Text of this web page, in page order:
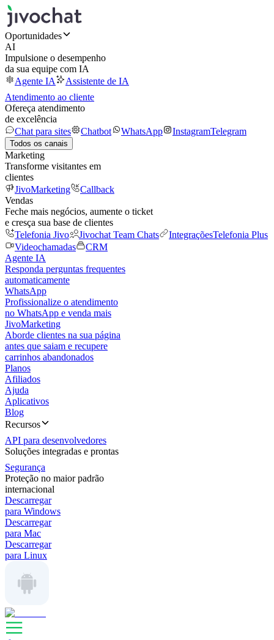
Oportunidades
AI
Impulsione o desempenho
da sua equipe com IA
Agente IA
Assistente de IA
Atendimento ao cliente
Ofereça atendimento
de excelência
Chat para sites
Chatbot WhatsApp InstagramTelegram
Todos os canais
Marketing
Transforme visitantes em
clientes
JivoMarketing
Callback
Vendas
Feche mais negócios, aumente o ticket
e cresça sua base de clientes
Telefonia Jivo
Jivochat Team Chats IntegraçõesTelefonia Plus
Videochamadas
CRM
Agente IA
Responda perguntas frequentes
automaticamente
WhatsApp
Profissionalize o atendimento
no WhatsApp e venda mais
JivoMarketing
Aborde clientes na sua página
antes que saiam e recupere
carrinhos abandonados
Planos
Afiliados
Ajuda
Aplicativos
Blog
Recursos
API para desenvolvedores
Soluções integradas e prontas
Segurança
Proteção no maior padrão
internacional
Descarregar
para Windows
Descarregar
para Mac
Descarregar
para Linux